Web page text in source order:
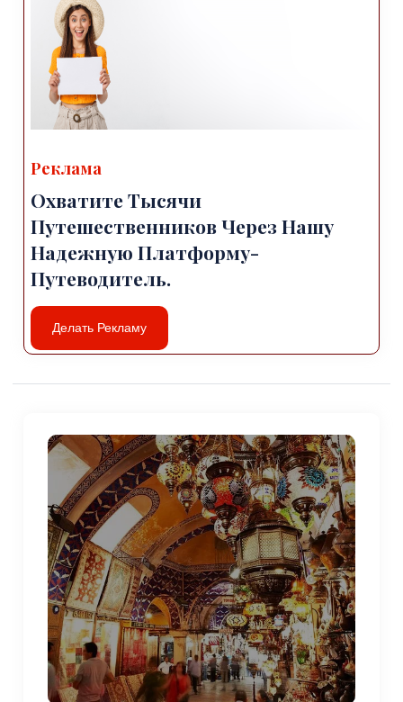
Реклама
Охватите Тысячи
Путешественников Через Нашу
Надежную Платформу-
Путеводитель.
Делать Рекламу